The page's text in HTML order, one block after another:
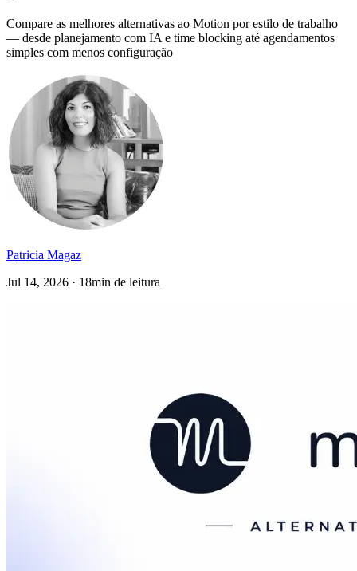
Compare as melhores alternativas ao Motion por estilo de trabalho
— desde planejamento com IA e time blocking até agendamentos
simples com menos configuração
Patricia Magaz
Jul 14, 2026 · 18min de leitura